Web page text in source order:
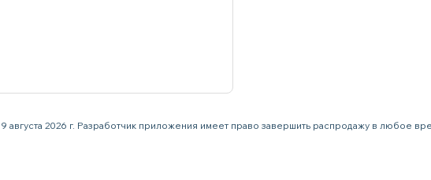
августа 2026 г. Разработчик приложения имеет право завершить распродажу в любое